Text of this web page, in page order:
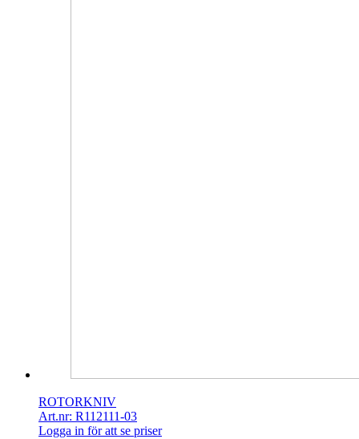
ROTORKNIV
Art.nr: R112111-03
Logga in för att se priser